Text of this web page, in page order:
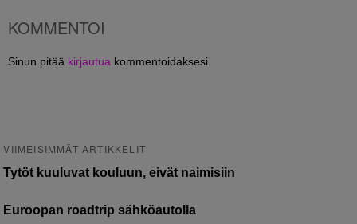
KOMMENTOI
Sinun pitää kirjautua kommentoidaksesi.
VIIMEISIMMÄT ARTIKKELIT
Tytöt kuuluvat kouluun, eivät naimisiin
Euroopan roadtrip sähköautolla